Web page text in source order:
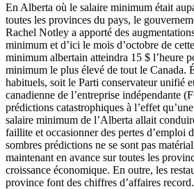
En Alberta où le salaire minimum était
toutes les provinces du pays, le
Rachel Notley a apporté des
minimum et d’ici le mois d’octobre de
minimum albertain atteindra 15 $ l’heure
minimum le plus élevé de tout le Canada.
habituels, soit le Parti conservateur unifié
canadienne de l’entreprise indépendante
prédictions catastrophiques à l’effet
salaire minimum de l’Alberta allait
faillite et occasionner des pertes d’emploi
sombres prédictions ne se sont pas
maintenant en avance sur toutes les
croissance économique. En outre, les
province font des chiffres d’affaires record.